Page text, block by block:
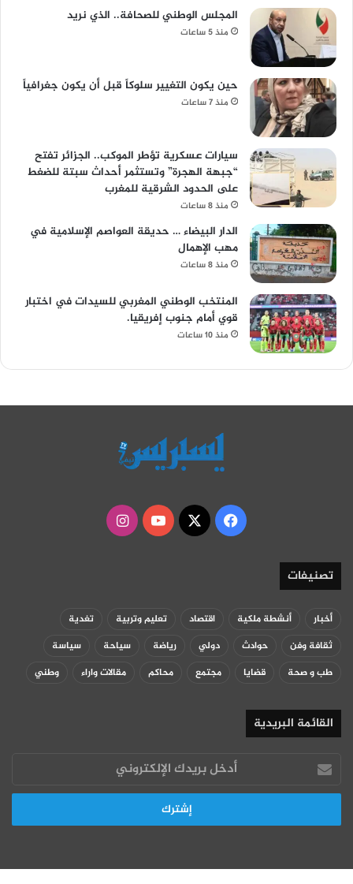
المجلس الوطني للصحافة.. الذي نريد
منذ 5 ساعات
حين يكون التغيير سلوكاً قبل أن يكون جغرافياً
منذ 7 ساعات
سيارات عسكرية تؤطر الموكب.. الجزائر تفتح
“جبهة الهجرة” وتستثمر أحداث سبتة للضغط
على الحدود الشرقية للمغرب
منذ 8 ساعات
الدار البيضاء … حديقة العواصم الإسلامية في
مهب الإهمال
منذ 8 ساعات
المنتخب الوطني المغربي للسيدات في اختبار
قوي أمام جنوب إفريقيا.
منذ 10 ساعات
فيسبوك
‫X
‫YouTubeانستقرام
تصنيفات
أخبار أنشطة ملكية اقتصاد تعليم وتربية
تغدية
ثقافة وفن
حوادث دولي رياضة سياحة
سياسة
طب و صحة
قضايا مجتمع محاكم مقالات واراء وطني
القائمة البريدية
أدخل
بريدك
الإلكتروني